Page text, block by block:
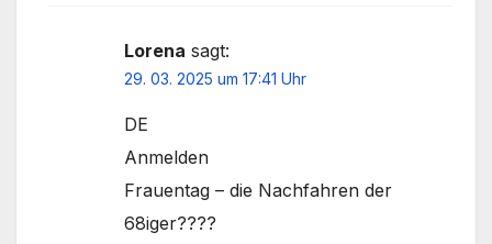
Lorena sagt:
29. 03. 2025 um 17:41 Uhr
DE
Anmelden
Frauentag – die Nachfahren der
68iger????